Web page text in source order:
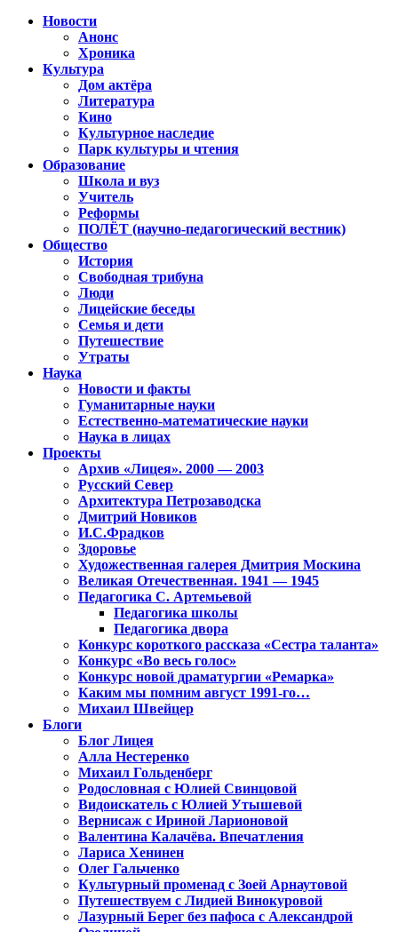
Новости
Анонс
Хроника
Культура
Дом актёра
Литература
Кино
Культурное наследие
Парк культуры и чтения
Образование
Школа и вуз
Учитель
Реформы
ПОЛЁТ (научно-педагогический вестник)
Общество
История
Свободная трибуна
Люди
Лицейские беседы
Семья и дети
Путешествие
Утраты
Наука
Новости и факты
Гуманитарные науки
Естественно-математические науки
Наука в лицах
Проекты
Архив «Лицея». 2000 — 2003
Русский Север
Архитектура Петрозаводска
Дмитрий Новиков
И.С.Фрадков
Здоровье
Художественная галерея Дмитрия Москина
Великая Отечественная. 1941 — 1945
Педагогика С. Артемьевой
Педагогика школы
Педагогика двора
Конкурс короткого рассказа «Сестра таланта»
Конкурс «Во весь голос»
Конкурс новой драматургии «Ремарка»
Каким мы помним август 1991-го…
Михаил Швейцер
Блоги
Блог Лицея
Алла Нестеренко
Михаил Гольденберг
Родословная с Юлией Свинцовой
Видоискатель с Юлией Утышевой
Вернисаж с Ириной Ларионовой
Валентина Калачёва. Впечатления
Лариса Хенинен
Олег Гальченко
Культурный променад с Зоей Арнаутовой
Путешествуем с Лидией Винокуровой
Лазурный Берег без пафоса с Александрой